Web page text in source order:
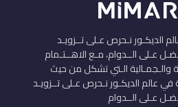
الديكـور نـحرص عـلى تــزويـد
عـلى الــدوام، مـع الاهــتـمام
والـجمـالية الـتي تشكل من حيث
في عالم الديكـور نـحرص عـلى تــزويـد
عـلى الــدوام